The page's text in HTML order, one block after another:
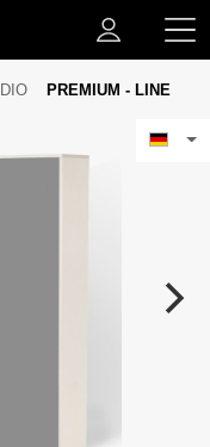
PREMIUM - LINE